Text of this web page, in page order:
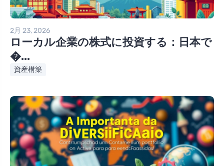
2月 23, 2026
ローカル企業の株式に投資する：日本で
�...
資産構築